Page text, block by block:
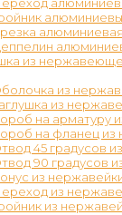
алюминиевая
из
из
из
на арматуру
на фланец из
45 градусов
90 градусов
из
из
из